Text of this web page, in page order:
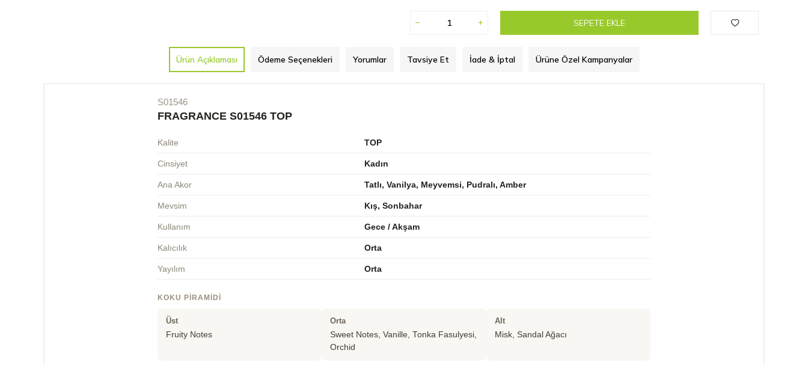
SEPETE EKLE
Ürün Açıklaması Ödeme Seçenekleri Yorumlar Tavsiye Et İade & İptal Ürüne Özel Kampanyalar
S01546
FRAGRANCE S01546 TOP
Kalite TOP
Cinsiyet Kadın
Ana Akor Tatlı, Vanilya, Meyvemsi, Pudralı, Amber
Mevsim Kış, Sonbahar
Kullanım Gece / Akşam
Kalıcılık Orta
Yayılım Orta
KOKU PIRAMIDI
Üst
Fruity Notes
Orta
Sweet Notes, Vanille, Tonka Fasulyesi,
Orchid
Alt
Misk, Sandal Ağacı